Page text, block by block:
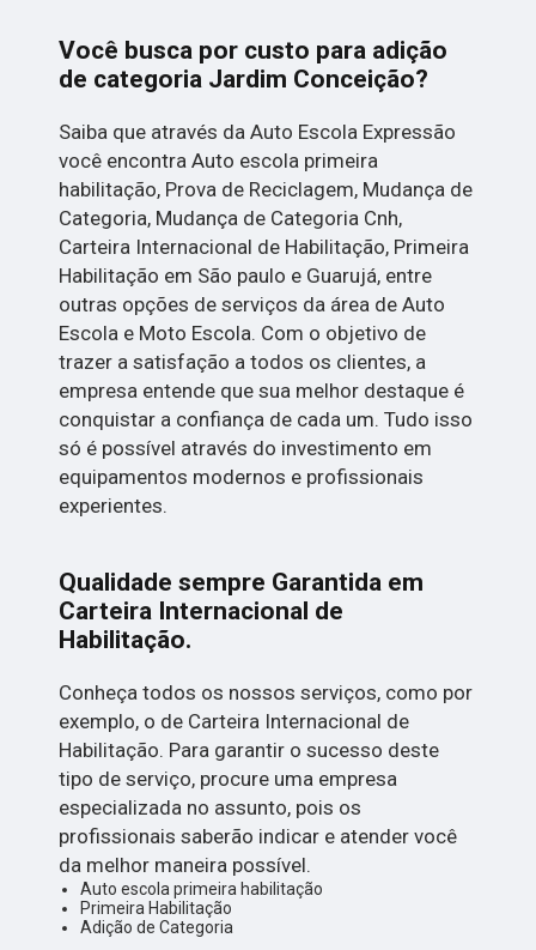
Você busca por custo para adição
de categoria Jardim Conceição?
Saiba que através da Auto Escola Expressão
você encontra Auto escola primeira
habilitação, Prova de Reciclagem, Mudança de
Categoria, Mudança de Categoria Cnh,
Carteira Internacional de Habilitação, Primeira
Habilitação em São paulo e Guarujá, entre
outras opções de serviços da área de Auto
Escola e Moto Escola. Com o objetivo de
trazer a satisfação a todos os clientes, a
empresa entende que sua melhor destaque é
conquistar a confiança de cada um. Tudo isso
só é possível através do investimento em
equipamentos modernos e profissionais
experientes.
Qualidade sempre Garantida em
Carteira Internacional de
Habilitação.
Conheça todos os nossos serviços, como por
exemplo, o de Carteira Internacional de
Habilitação. Para garantir o sucesso deste
tipo de serviço, procure uma empresa
especializada no assunto, pois os
profissionais saberão indicar e atender você
da melhor maneira possível.
Auto escola primeira habilitação
Primeira Habilitação
Adição de Categoria